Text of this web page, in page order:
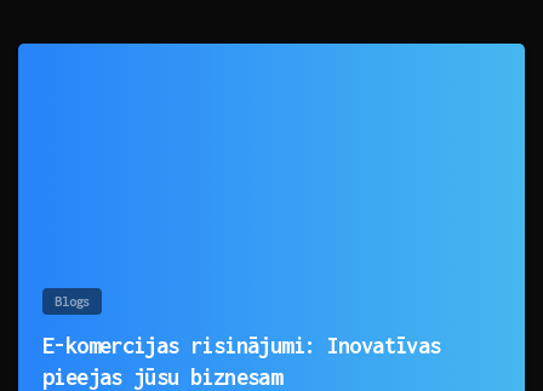
Blogs
E-komercijas risinājumi: Inovatīvas
pieejas jūsu biznesam